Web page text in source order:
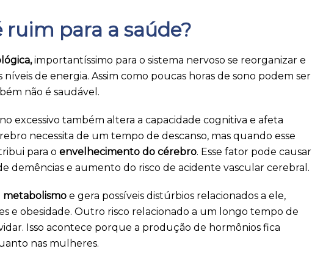
para a saúde?
importantíssimo para o sistema nervoso se reorganizar e
de energia. Assim como poucas horas de sono podem ser
não é saudável.
excessivo também altera a capacidade cognitiva e afeta
necessita de um tempo de descanso, mas quando esse
para o envelhecimento do cérebro. Esse fator pode causar
demências e aumento do risco de acidente vascular cerebral.
metabolismo e gera possíveis distúrbios relacionados a ele,
e obesidade. Outro risco relacionado a um longo tempo de
Isso acontece porque a produção de hormônios fica
nas mulheres.